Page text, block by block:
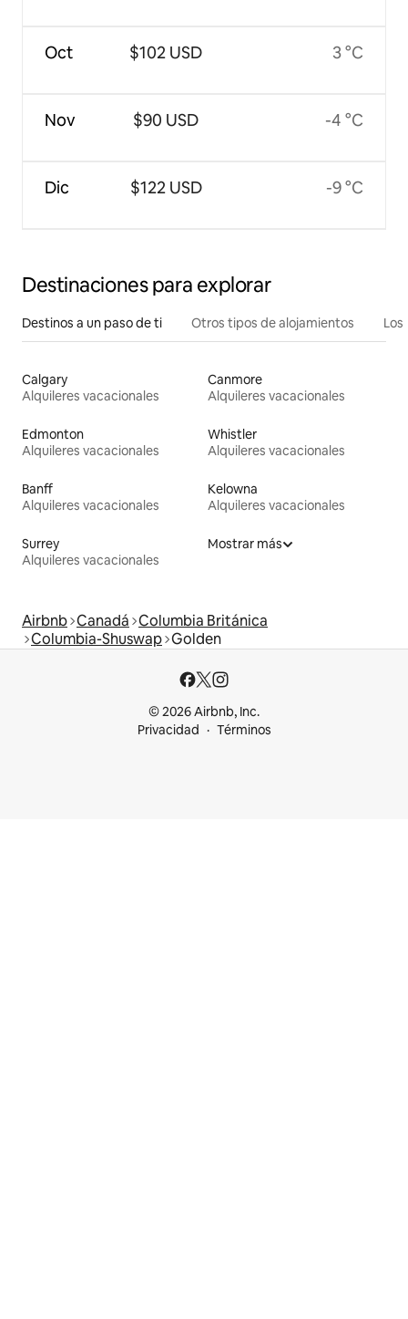
Oct
Nov
Dic
$102 USD
$90 USD
$122 USD
3 °C
-4 °C
-9 °C
Destinaciones para explorar
Destinos a un paso de ti Otros tipos de alojamientos
Calgary
Alquileres vacacionales
Canmore
Alquileres vacacionales
Edmonton
Alquileres vacacionales
Whistler
Alquileres vacacionales
Banff
Alquileres vacacionales
Kelowna
Alquileres vacacionales
Surrey
Alquileres vacacionales
Mostrar más
Airbnb Canadá Columbia Británica
Columbia-Shuswap Golden
© 2026 Airbnb, Inc.
Privacidad
Términos